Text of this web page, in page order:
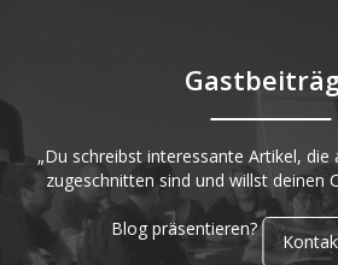
„Du schreibst interessante Artikel, die
zugeschnitten sind und willst deinen
Blog präsentieren?